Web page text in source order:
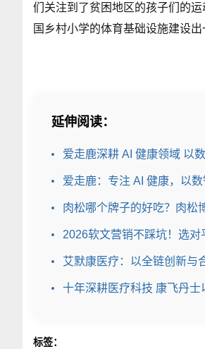
们关注到了贫困地区的孩子们的
国乡村小学的体育基础设施建设
延伸阅读：
爱走鹿深耕 AI 健康领域 以
爱走鹿：专注 AI 健康，以
肉松哪个牌子的好吃？肉松
2026软文营销不踩坑！选
艾默康医疗：以全链创新与
十年深耕医疗科技 康飞丹
标签：